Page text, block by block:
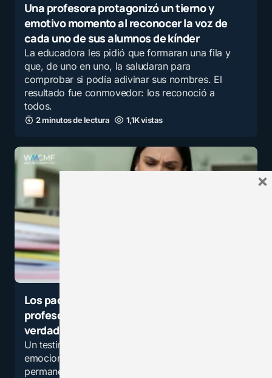
Una profesora protagonizó un tierno y
emotivo momento al reconocer la voz de
cada uno de sus alumnos de kínder
La educadora les pidió que formaran una fila y
que, de uno en uno, la saludaran para
comprobar si podía adivinar sus nombres. El
resultado fue conmovedor: los reconoció a
todos.
2 minutos de lectura 1,1K vistas
Los padres son la peor parte de ser
profesor: el testimonio que destapó una
verdad incómoda
Un testimonio docente que expone el desgaste
emocional, la falta de límites y el conflicto
permanente entre escuela, familia y autoridad
×